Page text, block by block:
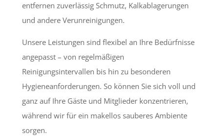
entfernen zuverlässig Schmutz, Kalkablagerungen
und andere Verunreinigungen.
Unsere Leistungen sind flexibel an Ihre Bedürfnisse
angepasst – von regelmäßigen
Reinigungsintervallen bis hin zu besonderen
Hygieneanforderungen. So können Sie sich voll und
ganz auf Ihre Gäste und Mitglieder konzentrieren,
während wir für ein makellos sauberes Ambiente
sorgen.